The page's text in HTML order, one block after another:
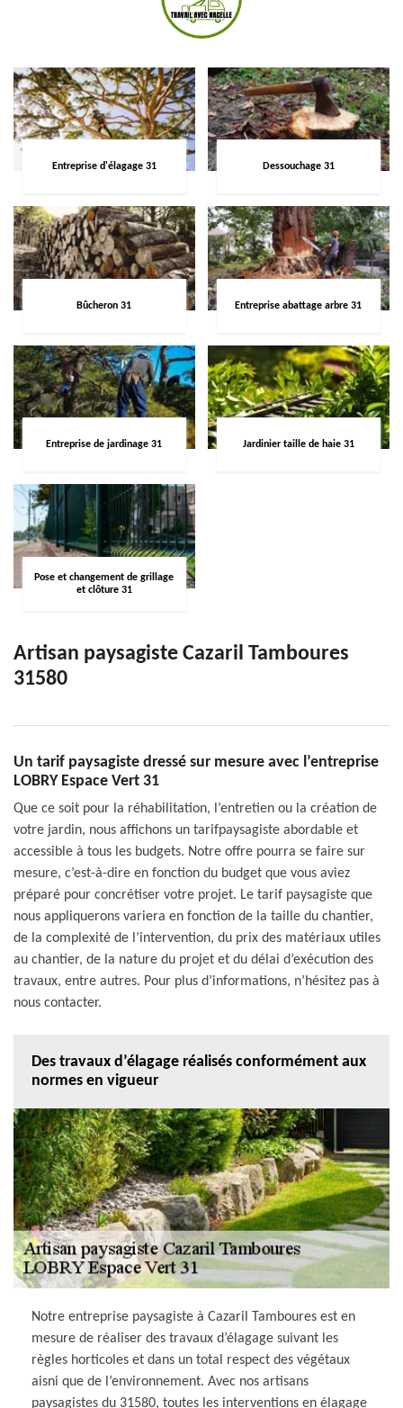
Entreprise d'élagage 31 Dessouchage 31
Bûcheron 31 Entreprise abattage arbre 31
Entreprise de jardinage 31 Jardinier taille de haie 31
Pose et changement de grillage
et clôture 31
Artisan paysagiste Cazaril Tamboures
31580
Un tarif paysagiste dressé sur mesure avec l’entreprise
LOBRY Espace Vert 31
Que ce soit pour la réhabilitation, l’entretien ou la création de
votre jardin, nous affichons un tarifpaysagiste abordable et
accessible à tous les budgets. Notre offre pourra se faire sur
mesure, c’est-à-dire en fonction du budget que vous aviez
préparé pour concrétiser votre projet. Le tarif paysagiste que
nous appliquerons variera en fonction de la taille du chantier,
de la complexité de l’intervention, du prix des matériaux utiles
au chantier, de la nature du projet et du délai d’exécution des
travaux, entre autres. Pour plus d’informations, n’hésitez pas à
nous contacter.
Des travaux d’élagage réalisés conformément aux
normes en vigueur
Notre entreprise paysagiste à Cazaril Tamboures est en
mesure de réaliser des travaux d’élagage suivant les
règles horticoles et dans un total respect des végétaux
aisni que de l’environnement. Avec nos artisans
paysagistes du 31580, toutes les interventions en élagage